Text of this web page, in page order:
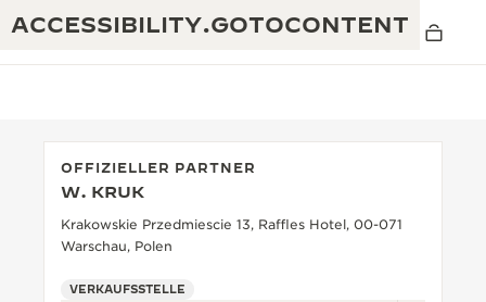
ACCESSIBILITY.GOTOCONTENT
DAS REVERSO 1931 CAFÉ
EXZELLENZ: MEHR ALS 190 JAHRE EXPERTISE
OFFIZIELLER PARTNER
W. KRUK
Krakowskie Przedmiescie 13, Raffles Hotel, 00-071
Warschau, Polen
VERKAUFSSTELLE